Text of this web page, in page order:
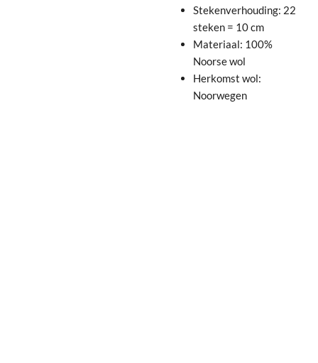
Stekenverhouding: 22
steken = 10 cm
Materiaal: 100%
Noorse wol
Herkomst wol:
Noorwegen